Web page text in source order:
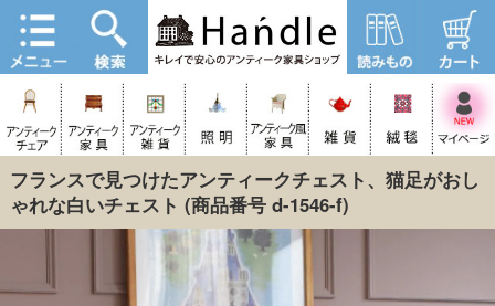
フランスで見つけたアンティークチェスト、猫足がおし
ゃれな白いチェスト (商品番号 d-1546-f)